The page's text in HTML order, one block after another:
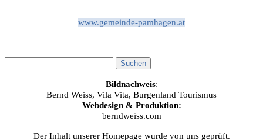
www.gemeinde-pamhagen.at
Bildnachweis:
Bernd Weiss, Vila Vita, Burgenland Tourismus
Webdesign & Produktion:
berndweiss.com
Der Inhalt unserer Homepage wurde von uns geprüft.